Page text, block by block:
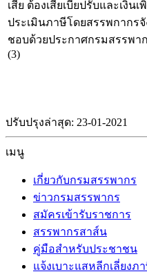
เสีย ต้องเสียเบี้ยปรับและเงิน
ประเมินภาษีโดยสรรพกากรจั
ชอบด้วยประกาศกรมสรรพา
(3)
ปรับปรุงล่าสุด: 23-01-2021
เมนู
เกี่ยวกับกรมสรรพากร
ข่าวกรมสรรพากร
สมัครเข้ารับราชการ
สรรพากรสาส์น
คู่มือสำหรับประชาชน
แจ้งเบาะแสหลีกเลี่ยงภ